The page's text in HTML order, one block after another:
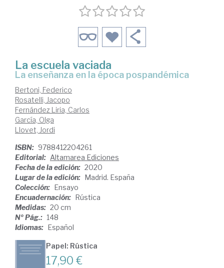
La escuela vaciada
la enseñanza en la época pospandémica
Bertoni, Federico
Rosatelli, Jacopo
Fernández Liria, Carlos
García, Olga
Llovet, Jordi
ISBN: 9788412204261
Editorial: Altamarea Ediciones
Fecha de la edición: 2020
Lugar de la edición: Madrid. España
Colección: Ensayo
Encuadernación: Rústica
Medidas: 20 cm
Nº Pág.: 148
Idiomas: Español
Papel: Rústica
17,90 €